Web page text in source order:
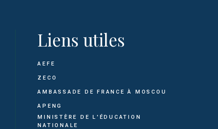
Liens utiles
AEFE
ZECO
AMBASSADE DE FRANCE À MOSCOU
APENG
MINISTÈRE DE L'ÉDUCATION
NATIONALE